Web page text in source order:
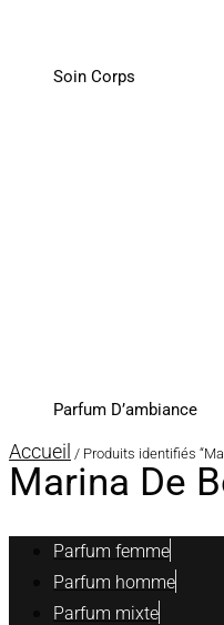
Soin Corps
Parfum D’ambiance
Accueil / Produits identifiés
Marina De
Parfum femme
Parfum homme
Parfum mixte